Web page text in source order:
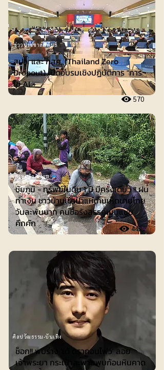
สปว. และ กสศ. (Thailand Zero
Dropout) เปิดอบรมเชิงปฏิบัติการ "การ
ใช้ AI +
570
ข่าวประชาสัมพันธ์
ชัยภูมิ - ทรัพย์ในดิน 1 ปี มีครั้งเดียว !! ฝน
ทำเงิน ชาวบ้านเข้าป่าแห่เก็บเห็ดขายโกย
วันละพันบาท คนซื้อรังสรรค์เมนูแซ่บ
คึกคัก
442
เศรษฐกิจ-สังคม
ช็อก!! พบร่าง 'เต้ ดรากอนไฟว์' ลอย
เจ้าพระยา กระเป๋าสะพายพบก้อนหินคาด
ศิลปวัฒธรรม-บันเทิง